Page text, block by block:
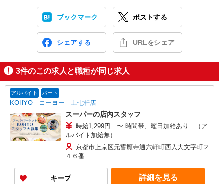
ブックマーク ポストする
シェアする URLをシェア
3件のこの求人と職種が同じ求人
アルバイト パート
KOHYO コーヨー 上七軒店
スーパーの店内スタッフ
時給1,299円 〜 時間帯、曜日加給あり （ア
ルバイト加給無）
京都市上京区元誓願寺通六軒町西入大文字町２
４６番
キープ 詳細を見る